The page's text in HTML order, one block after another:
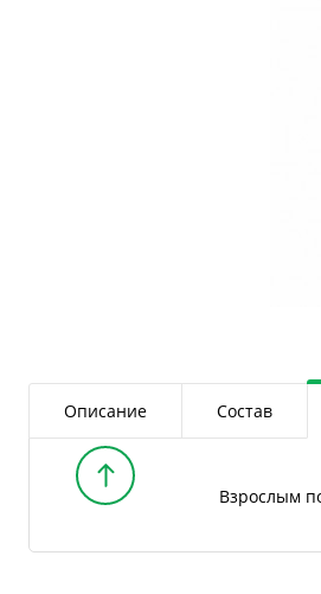
Описание Состав
Взрослым